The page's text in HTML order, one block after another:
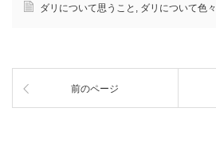
ダリについて思うこと , ダリについて色々
前のページ